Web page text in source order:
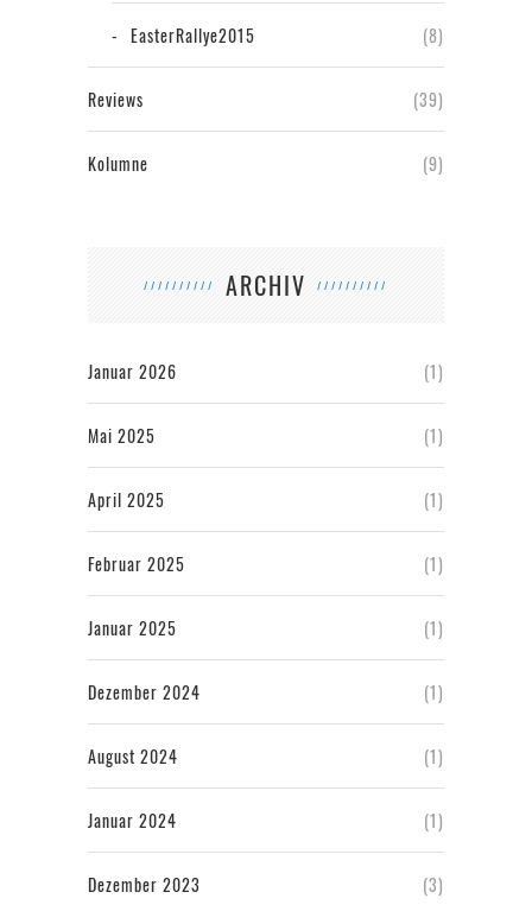
EasterRallye2015 (8)
Reviews (39)
Kolumne (9)
ARCHIV
Januar 2026 (1)
Mai 2025 (1)
April 2025 (1)
Februar 2025 (1)
Januar 2025 (1)
Dezember 2024 (1)
August 2024 (1)
Januar 2024 (1)
Dezember 2023 (3)